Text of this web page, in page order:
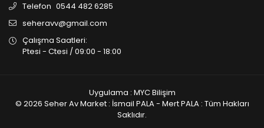
Telefon 0544 482 6285
seheravv@gmail.com
Çalışma Saatleri:
Ptesi - Ctesi / 09:00 - 18:00
Uygulama : MYC Bilişim
© 2026 Seher Av Market : İsmail PALA - Mert PALA : Tüm Hakları
Saklıdır.